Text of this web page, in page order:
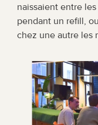
naissaient entre
pendant un refill,
chez une autre les